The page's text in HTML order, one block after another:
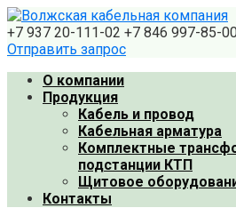
Перейти
к
контенту
+7 937 20-111-02 +7 846 997-85-
Отправить запрос
О компании
Продукция
Кабель и провод
Кабельная арматура
Комплектные
подстанции КТП
Щитовое
Контакты